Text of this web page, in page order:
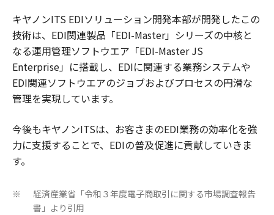
キヤノンITS EDIソリューション開発本部が開発したこの
技術は、EDI関連製品「EDI-Master」シリーズの中核と
なる運用管理ソフトウエア「EDI-Master JS
Enterprise」に搭載し、EDIに関連する業務システムや
EDI関連ソフトウエアのジョブおよびプロセスの円滑な
管理を実現しています。
今後もキヤノンITSは、お客さまのEDI業務の効率化を強
力に支援することで、EDIの普及促進に貢献していきま
す。
※
経済産業省「令和３年度電子商取引に関する市場調査報告
書」より引用